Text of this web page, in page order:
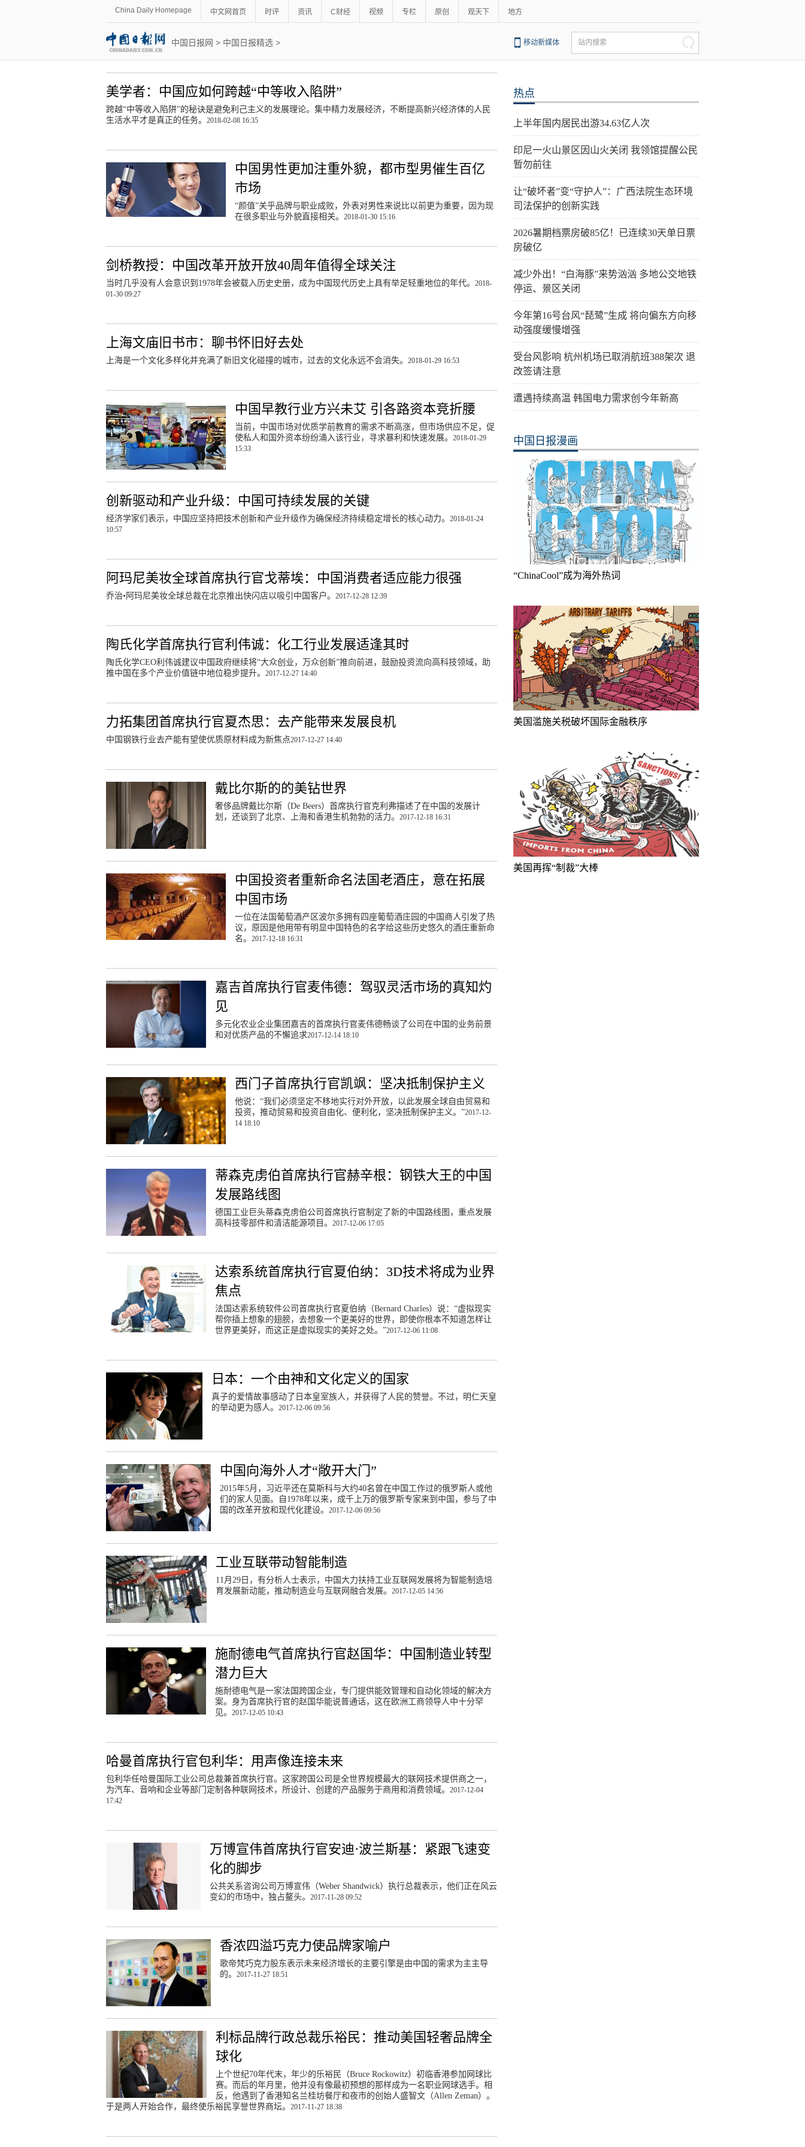
China Daily Homepage 中文网首页 时评 资讯 C财经 视频 专栏 原创 观天下 地方
中国日报网 > 中国日报精选> 移动新媒体 站内搜索
美学者：中国应如何跨越“中等收入陷阱”
跨越“中等收入陷阱”的秘诀是避免利己主义的发展理论。集中精力发展经济，不断提高新兴经济体的人民
生活水平才是真正的任务。 2018-02-08 16:35
中国男性更加注重外貌，都市型男催生百亿
市场
“颜值”关乎品牌与职业成败，外表对男性来说比以前更为重要，因为现
在很多职业与外貌直接相关。 2018-01-30 15:16
剑桥教授：中国改革开放开放40周年值得全球关注
当时几乎没有人会意识到1978年会被载入历史史册，成为中国现代历史上具有举足轻重地位的年代。 2018-
01-30 09:27
上海文庙旧书市：聊书怀旧好去处
上海是一个文化多样化并充满了新旧文化碰撞的城市，过去的文化永远不会消失。 2018-01-29 16:53
中国早教行业方兴未艾 引各路资本竞折腰
当前，中国市场对优质学前教育的需求不断高涨，但市场供应不足，促
使私人和国外资本纷纷涌入该行业，寻求暴利和快速发展。 2018-01-29
15:33
创新驱动和产业升级：中国可持续发展的关键
经济学家们表示，中国应坚持把技术创新和产业升级作为确保经济持续稳定增长的核心动力。 2018-01-24
10:57
阿玛尼美妆全球首席执行官戈蒂埃：中国消费者适应能力很强
乔治•阿玛尼美妆全球总裁在北京推出快闪店以吸引中国客户。 2017-12-28 12:39
陶氏化学首席执行官利伟诚：化工行业发展适逢其时
陶氏化学CEO利伟诚建议中国政府继续将“大众创业，万众创新”推向前进，鼓励投资流向高科技领域，助
推中国在多个产业价值链中地位稳步提升。 2017-12-27 14:40
力拓集团首席执行官夏杰思：去产能带来发展良机
中国钢铁行业去产能有望使优质原材料成为新焦点2017-12-27 14:40
戴比尔斯的的美钻世界
奢侈品牌戴比尔斯（De Beers）首席执行官克利弗描述了在中国的发展计
划，还谈到了北京、上海和香港生机勃勃的活力。2017-12-18 16:31
中国投资者重新命名法国老酒庄，意在拓展
中国市场
一位在法国葡萄酒产区波尔多拥有四座葡萄酒庄园的中国商人引发了热
议，原因是他用带有明显中国特色的名字给这些历史悠久的酒庄重新命
名。 2017-12-18 16:31
嘉吉首席执行官麦伟德：驾驭灵活市场的真知灼
见
多元化农业企业集团嘉吉的首席执行官麦伟德畅谈了公司在中国的业务前景
和对优质产品的不懈追求2017-12-14 18:10
西门子首席执行官凯飒：坚决抵制保护主义
他说：“我们必须坚定不移地实行对外开放，以此发展全球自由贸易和
投资，推动贸易和投资自由化、便利化，坚决抵制保护主义。”2017-12-
14 18:10
蒂森克虏伯首席执行官赫辛根：钢铁大王的中国
发展路线图
德国工业巨头蒂森克虏伯公司首席执行官制定了新的中国路线图，重点发展
高科技零部件和清洁能源项目。 2017-12-06 17:05
达索系统首席执行官夏伯纳：3D技术将成为业界
焦点
法国达索系统软件公司首席执行官夏伯纳（Bernard Charles）说：“虚拟现实
帮你插上想象的翅膀，去想象一个更美好的世界，即使你根本不知道怎样让
世界更美好，而这正是虚拟现实的美好之处。”2017-12-06 11:08
日本：一个由神和文化定义的国家
真子的爱情故事感动了日本皇室族人，并获得了人民的赞誉。不过，明仁天皇
的举动更为感人。 2017-12-06 09:56
中国向海外人才“敞开大门”
2015年5月，习近平还在莫斯科与大约40名曾在中国工作过的俄罗斯人或他
们的家人见面。自1978年以来，成千上万的俄罗斯专家来到中国，参与了中
国的改革开放和现代化建设。2017-12-06 09:56
工业互联带动智能制造
11月29日，有分析人士表示，中国大力扶持工业互联网发展将为智能制造培
育发展新动能，推动制造业与互联网融合发展。2017-12-05 14:56
施耐德电气首席执行官赵国华：中国制造业转型
潜力巨大
施耐德电气是一家法国跨国企业，专门提供能效管理和自动化领域的解决方
案。身为首席执行官的赵国华能说普通话，这在欧洲工商领导人中十分罕
见。2017-12-05 10:43
哈曼首席执行官包利华：用声像连接未来
包利华任哈曼国际工业公司总裁兼首席执行官。这家跨国公司是全世界规模最大的联网技术提供商之一，
为汽车、音响和企业等部门定制各种联网技术，所设计、创建的产品服务于商用和消费领域。 2017-12-04
17:42
万博宣伟首席执行官安迪·波兰斯基：紧跟飞速变
化的脚步
公共关系咨询公司万博宣伟（Weber Shandwick）执行总裁表示，他们正在风云
变幻的市场中，独占鳌头。 2017-11-28 09:52
香浓四溢巧克力使品牌家喻户
歌帝梵巧克力股东表示未来经济增长的主要引擎是由中国的需求为主主导
的。2017-11-27 18:51
利标品牌行政总裁乐裕民：推动美国轻奢品牌全
球化
上个世纪70年代末，年少的乐裕民（Bruce Rockowitz）初临香港参加网球比
赛。而后的年月里，他并没有像最初预想的那样成为一名职业网球选手。相
反，他遇到了香港知名兰桂坊餐厅和夜市的创始人盛智文（Allen Zeman）。
于是两人开始合作，最终使乐裕民享誉世界商坛。 2017-11-27 18:38
热点
上半年国内居民出游34.63亿人次
印尼一火山景区因山火关闭 我领馆提醒公民
暂勿前往
让“破坏者”变“守护人”：广西法院生态环境
司法保护的创新实践
2026暑期档票房破85亿！已连续30天单日票
房破亿
减少外出！“白海豚”来势汹汹 多地公交地铁
停运、景区关闭
今年第16号台风“琵鹭”生成 将向偏东方向移
动强度缓慢增强
受台风影响 杭州机场已取消航班388架次 退
改签请注意
遭遇持续高温 韩国电力需求创今年新高
中国日报漫画
“ChinaCool”成为海外热词
美国滥施关税破坏国际金融秩序
美国再挥“制裁”大棒